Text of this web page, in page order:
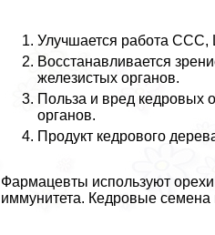
Улучшается работа ССС,
Восстанавливается
железистых органов.
Польза и вред кедровых
органов.
Продукт кедрового
Фармацевты используют
иммунитета. Кедровые